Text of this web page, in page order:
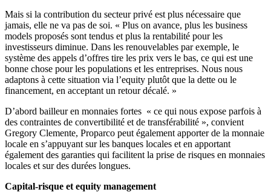
Mais si la contribution du secteur privé est plus nécessaire que
jamais, elle ne va pas de soi. « Plus on avance, plus les business
models proposés sont tendus et plus la rentabilité pour les
investisseurs diminue. Dans les renouvelables par exemple, le
système des appels d’offres tire les prix vers le bas, ce qui est une
bonne chose pour les populations et les entreprises. Nous nous
adaptons à cette situation via l’equity plutôt que la dette ou le
financement, en acceptant un retour décalé. »
D’abord bailleur en monnaies fortes « ce qui nous expose parfois à
des contraintes de convertibilité et de transférabilité », convient
Gregory Clemente, Proparco peut également apporter de la monnaie
locale en s’appuyant sur les banques locales et en apportant
également des garanties qui facilitent la prise de risques en monnaies
locales et sur des durées longues.
Capital-risque et equity management